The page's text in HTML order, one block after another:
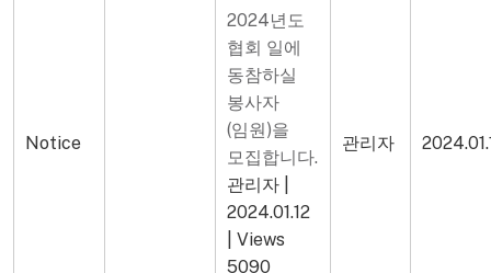
Notice
2024년도
협회 일에
동참하실
봉사자
(임원)을
모집합니다.
관리자
2024.01.12
Views
5090
관리자